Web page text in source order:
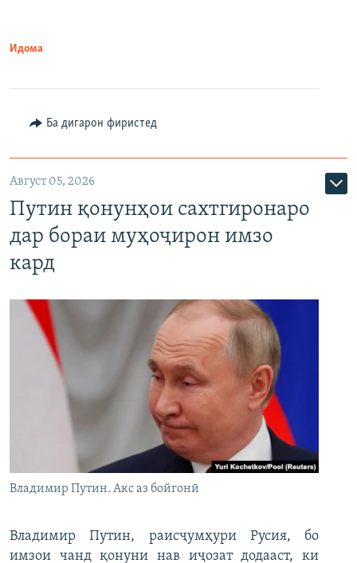
Идома
Ба дигарон фиристед
Август 05, 2026
Путин қонунҳои сахтгиронаро
дар бораи муҳоҷирон имзо
кард
Владимир Путин. Акс аз бойгонӣ
Владимир Путин, раисҷумҳури Русия, бо
имзои чанд қонуни нав иҷозат додааст, ки